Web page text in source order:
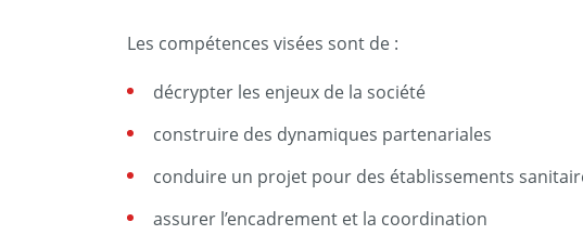
Les compétences visées sont de :
décrypter les enjeux de la société
construire des dynamiques partenariales
conduire un projet pour des établissements
assurer l’encadrement et la coordination